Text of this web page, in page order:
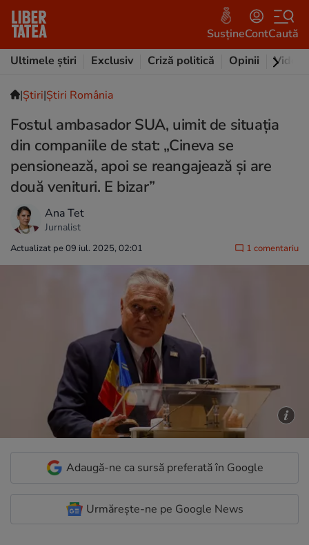
SusțineContCaută
Ultimele știri
Exclusiv Criză politică Opinii Video
|Ştiri|Știri România
Fostul ambasador SUA, uimit de situația
din companiile de stat: „Cineva se
pensionează, apoi se reangajează și are
două venituri. E bizar”
Ana Tet
Jurnalist
Actualizat pe 09 iul. 2025, 02:01 1 comentariu
Adaugă-ne ca sursă preferată în Google
Urmărește-ne pe Google News